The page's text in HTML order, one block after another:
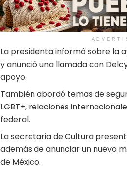
La presidenta informó sobre la
y anunció una llamada con
apoyo.
También abordó temas de
LGBT+, relaciones
federal.
La secretaria de Cultura
además de anunciar un nuevo
de México.